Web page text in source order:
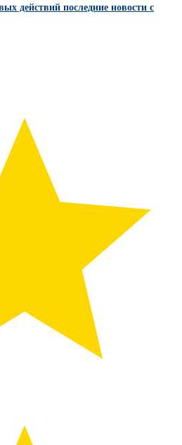
действий последние новости с